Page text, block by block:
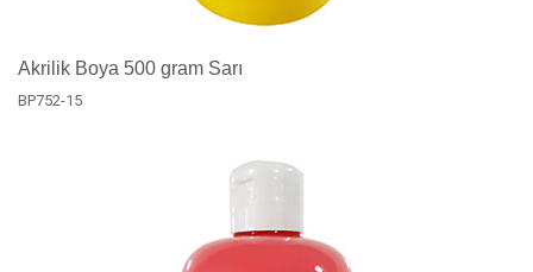
Akrilik Boya 500 gram Sarı
BP752-15